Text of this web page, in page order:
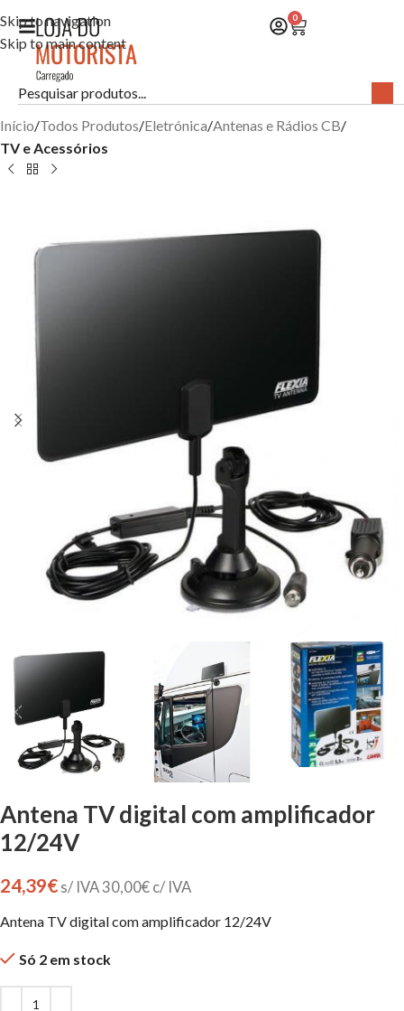
Skip to navigation
Skip to main content
0
Início Todos Produtos Eletrónica Antenas e Rádios CB
TV e Acessórios
Antena TV digital com amplificador
12/24V
24,39€ s/ IVA30,00€ c/ IVA
Antena TV digital com amplificador 12/24V
Só 2 em stock